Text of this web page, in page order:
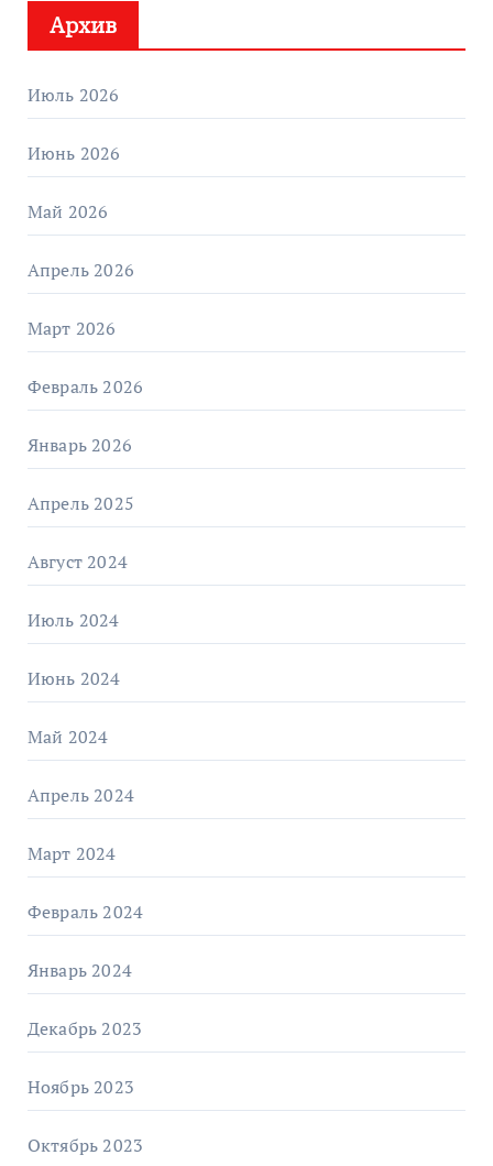
Архив
Июль 2026
Июнь 2026
Май 2026
Апрель 2026
Март 2026
Февраль 2026
Январь 2026
Апрель 2025
Август 2024
Июль 2024
Июнь 2024
Май 2024
Апрель 2024
Март 2024
Февраль 2024
Январь 2024
Декабрь 2023
Ноябрь 2023
Октябрь 2023